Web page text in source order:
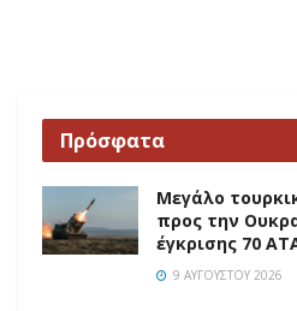
Πρόσφατα
Μεγάλο
προς την
έγκρισης 70
9 ΑΥΓΟΎΣΤΟΥ 2026